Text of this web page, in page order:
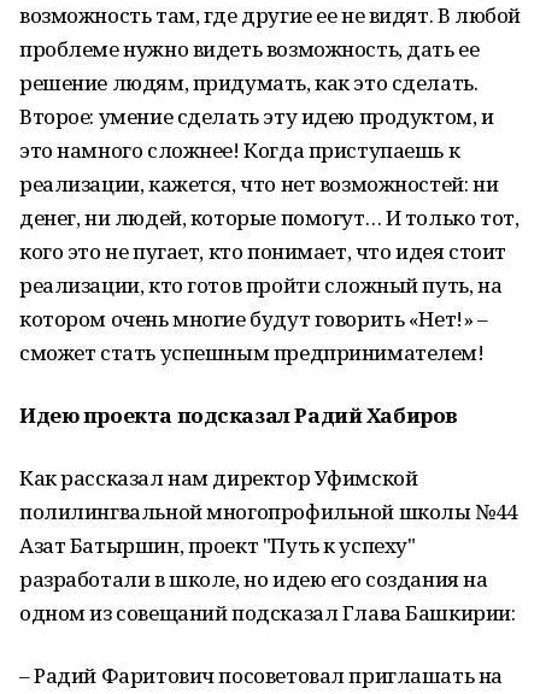
возможность там, где другие ее не видят. В любой
проблеме нужно видеть возможность, дать ее
решение людям, придумать, как это сделать.
Второе: умение сделать эту идею продуктом, и
это намного сложнее! Когда приступаешь к
реализации, кажется, что нет возможностей: ни
денег, ни людей, которые помогут… И только тот,
кого это не пугает, кто понимает, что идея стоит
реализации, кто готов пройти сложный путь, на
котором очень многие будут говорить «Нет!» –
сможет стать успешным предпринимателем!
Идею проекта подсказал Радий Хабиров
Как рассказал нам директор Уфимской
полилингвальной многопрофильной школы №44
Азат Батыршин, проект "Путь к успеху"
разработали в школе, но идею его создания на
одном из совещаний подсказал Глава Башкирии:
– Радий Фаритович посоветовал приглашать на